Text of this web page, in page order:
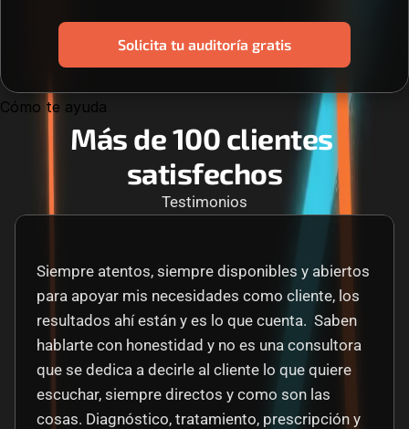
Solicita tu auditoría gratis
Cómo te ayuda
Más de 100 clientes
satisfechos
Testimonios
Siempre atentos, siempre disponibles y abiertos
para apoyar mis necesidades como cliente, los
resultados ahí están y es lo que cuenta.  Saben
hablarte con honestidad y no es una consultora
que se dedica a decirle al cliente lo que quiere
escuchar, siempre directos y como son las
cosas. Diagnóstico, tratamiento, prescripción y